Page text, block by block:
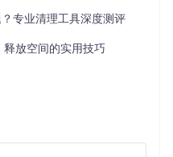
专业清理工具深度测评
放空间的实用技巧